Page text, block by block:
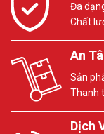
Đa
Chất
An
Sản
Thanh
Dịch